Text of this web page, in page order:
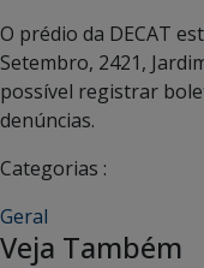
O prédio da DECAT
Setembro, 2421,
possível registrar
denúncias.
Categorias :
Geral
Veja Também